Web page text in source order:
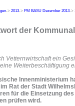
-> 2013-> PM BASU Dezember 2013->
der
Vetternwirtschaft ein
Weiterbeschäftigung
Innenministerium
Rat der Stadt
für die Einsetzung
prüfen wird.